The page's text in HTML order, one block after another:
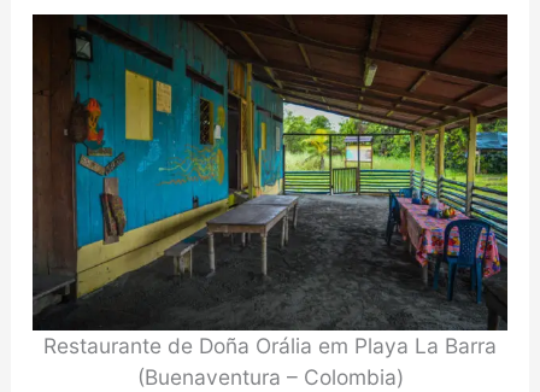
Restaurante de Doña Orália em Playa La Barra
(Buenaventura – Colombia)